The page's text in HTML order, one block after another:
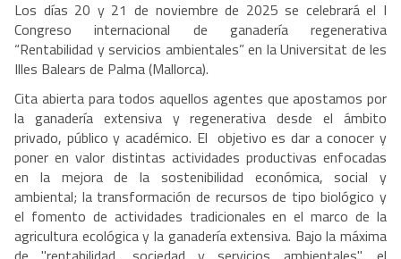
Los días 20 y 21 de noviembre de 2025 se celebrará el I
Congreso internacional de ganadería regenerativa
“Rentabilidad y servicios ambientales” en la Universitat de les
Illes Balears de Palma (Mallorca).
Cita abierta para todos aquellos agentes que apostamos por
la ganadería extensiva y regenerativa desde el ámbito
privado, público y académico. El objetivo es dar a conocer y
poner en valor distintas actividades productivas enfocadas
en la mejora de la sostenibilidad económica, social y
ambiental; la transformación de recursos de tipo biológico y
el fomento de actividades tradicionales en el marco de la
agricultura ecológica y la ganadería extensiva. Bajo la máxima